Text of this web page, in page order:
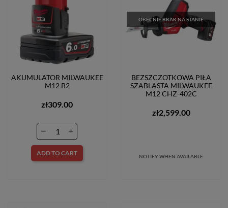
AKUMULATOR MILWAUKEE
M12 B2
zł309.00
ADD TO CART
OBECNIE BRAK NA STANIE
BEZSZCZOTKOWA PIŁA
SZABLASTA MILWAUKEE
M12 CHZ-402C
zł2,599.00
NOTIFY WHEN AVAILABLE